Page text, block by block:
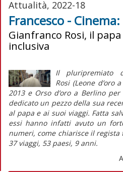
Attualità, 2022-18
Francesco -
Gianfranco Rosi, il
inclusiva
Il pluripremiato
Rosi (Leone d’oro
2013 e Orso d’oro a Berlino per
dedicato un pezzo della sua
al papa e ai suoi viaggi. Fatta
essi hanno infatti avuto un
numeri, come chiarisce il
37 viaggi, 53 paesi, 9 anni.